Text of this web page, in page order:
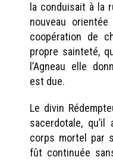
la conduisait à la
nouveau
coopération de
propre sainteté,
l’Agneau elle
est due.
Le divin
sacerdotale,
corps mortel par
fût continuée